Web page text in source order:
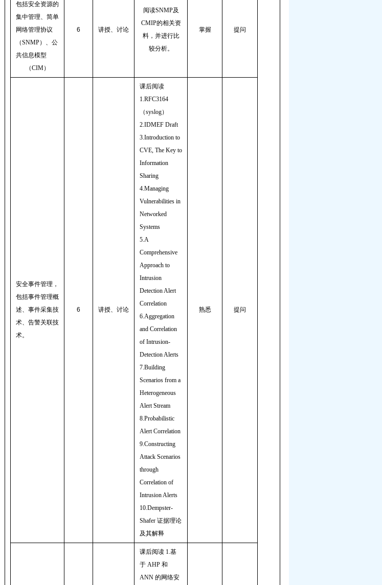
包括安全资源的
集中管理、简单
网络管理协议
（SNMP）、公
共信息模型
（CIM）
6 讲授、讨论
阅读SNMP及
CMIP的相关资
料，并进行比
较分析。
掌握 提问
安全事件管理，
包括事件管理概
述、事件采集技
术、告警关联技
术。
6 讲授、讨论
课后阅读
1.RFC3164
（syslog）
2.IDMEF Draft
3.Introduction to
CVE, The Key to
Information
Sharing
4.Managing
Vulnerabilities in
Networked
Systems
5.A
Comprehensive
Approach to
Intrusion
Detection Alert
Correlation
6.Aggregation
and Correlation
of Intrusion-
Detection Alerts
7.Building
Scenarios from a
Heterogeneous
Alert Stream
8.Probabilistic
Alert Correlation
9.Constructing
Attack Scenarios
through
Correlation of
Intrusion Alerts
10.Dempster-
Shafer证据理论
及其解释
熟悉 提问
课后阅读 1.基
于AHP和
ANN的网络安